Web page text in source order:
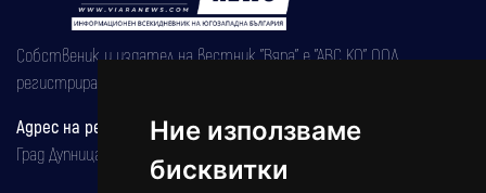
Ние използваме
бисквитки
Собственик и издател на вестник "Вяра" е "АВС КО" ООД,
регистрирана на 08.05.2002 година.
Адрес на редакцията
Град Дупница, ул.''Христо Ботев" 43